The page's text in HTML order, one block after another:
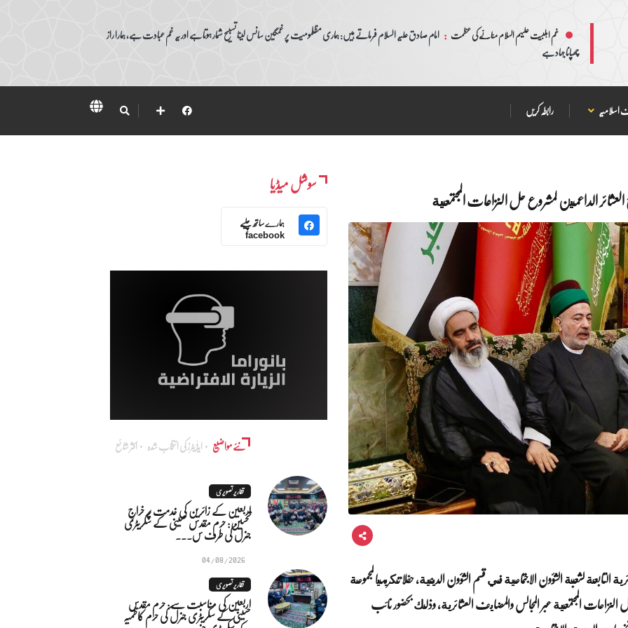
غم اہلبیت علیہم السلام منانے کی عظمت : امام صادق علیہ السلام فرماتے ہیں: ہماری مظلمومیت پر غمگین سانس لینا تسبیح شمار ہوتا ہے اور یہ غم عبادت ہے، ہمارا راز
چھپانا جہاد ہے
اسلامیہ رابطہ کریں
الداعمين لمشروع حل النزاعات المجتمعية
لشعبة الشؤون الاجتماعية في قسم الشؤون الدينية، حفلا تكريميا لمجموعة
المجتمعية عبر المجالس والمضايف العشائرية، وذلك بحضور نائب
سوشل میڈیا
ہمارے ساتھ چلیے
facebook
نئے مواضیع ایڈٰیٹرز کی انتخاب شدہ اکثر شائع
تقاریر تصویری
اربعین کے زائرین کی خدمت پر خراجِ
تحسین: حرم مقدس حسینی کے سکریٹری
جنرل کی طرف س...
04/08/2026
تقاریر تصویری
اربعین کی مناسبت سے: حرم مقدس
حسینی کے سکریٹری جنرل کی حرم کاظمیہ